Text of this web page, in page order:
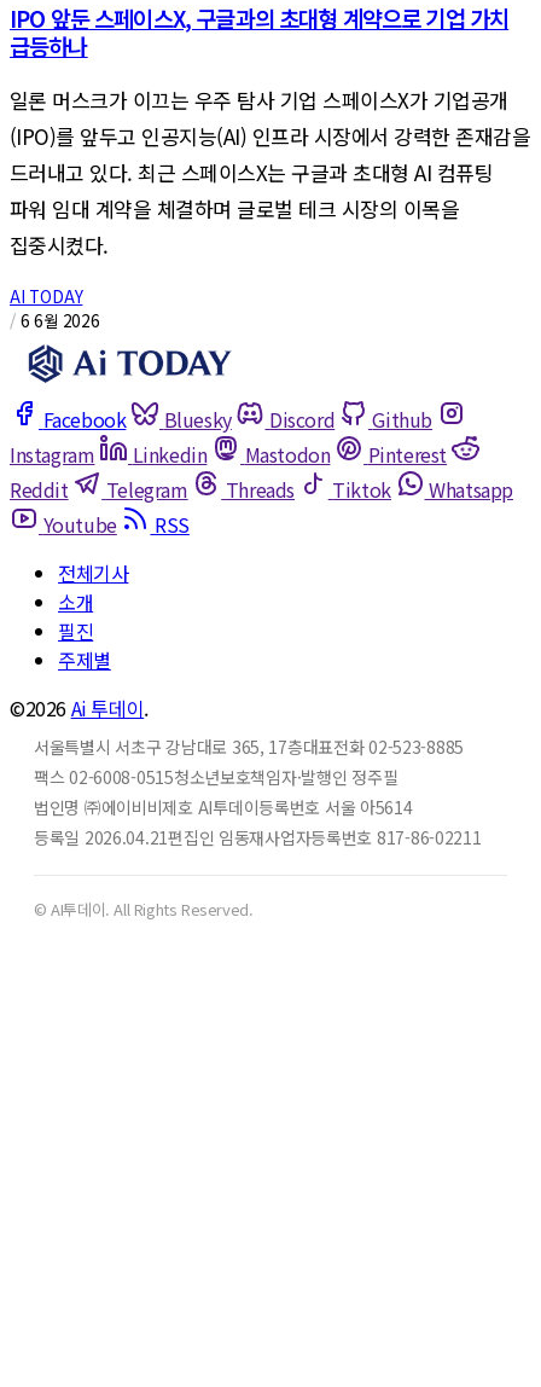
IPO 앞둔 스페이스X, 구글과의 초대형 계약으로 기업 가치
급등하나
일론 머스크가 이끄는 우주 탐사 기업 스페이스X가 기업공개
(IPO)를 앞두고 인공지능(AI) 인프라 시장에서 강력한 존재감을
드러내고 있다. 최근 스페이스X는 구글과 초대형 AI 컴퓨팅
파워 임대 계약을 체결하며 글로벌 테크 시장의 이목을
집중시켰다.
AI TODAY
/ 6 6월 2026
Facebook Bluesky Discord
Github
Instagram
Linkedin Mastodon
Pinterest
Reddit
Telegram Threads Tiktok
Whatsapp
Youtube
RSS
전체기사
소개
필진
주제별
©2026Ai 투데이.
서울특별시 서초구 강남대로 365, 17층대표전화 02-523-8885
팩스 02-6008-0515청소년보호책임자·발행인 정주필
법인명 ㈜에이비비제호 AI투데이등록번호 서울 아5614
등록일 2026.04.21편집인 임동재사업자등록번호 817-86-02211
© AI투데이. All Rights Reserved.